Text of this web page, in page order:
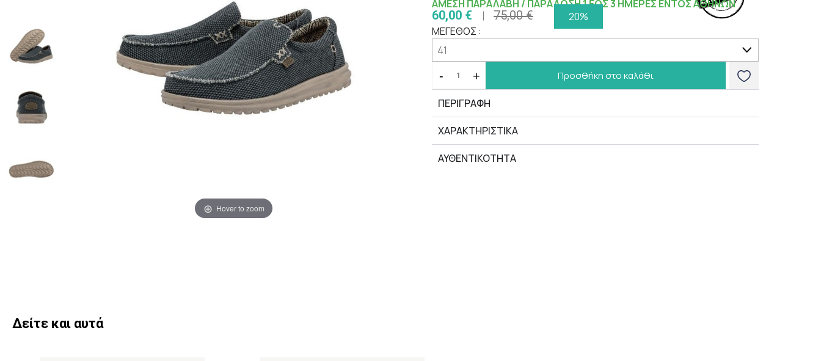
Hover to zoom
ΑΜΕΣΗ ΠΑΡΑΛΑΒΗ / ΠΑΡΑΔΟΣΗ 1 ΕΩΣ 3 ΗΜΕΡΕΣ ΕΝΤΟΣ ΑΘΗΝΩΝ
60,00 € 75,00 €
20%
ΜΕΓΕΘΟΣ :
- + Προσθήκη στο καλάθι
ΠΕΡΙΓΡΑΦΗ
ΧΑΡΑΚΤΗΡΙΣΤΙΚΆ
ΑΥΘΕΝΤΙΚΟΤΗΤΑ
Δείτε και αυτά